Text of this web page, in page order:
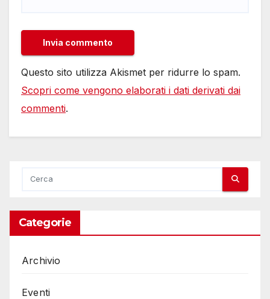
Questo sito utilizza Akismet per ridurre lo spam.
Scopri come vengono elaborati i dati derivati dai
commenti.
Categorie
Archivio
Eventi